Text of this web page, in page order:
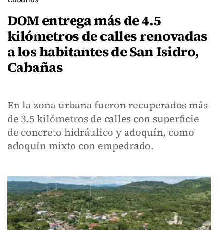
DOM entrega más de 4.5
kilómetros de calles renovadas
a los habitantes de San Isidro,
Cabañas
En la zona urbana fueron recuperados más
de 3.5 kilómetros de calles con superficie
de concreto hidráulico y adoquín, como
adoquín mixto con empedrado.